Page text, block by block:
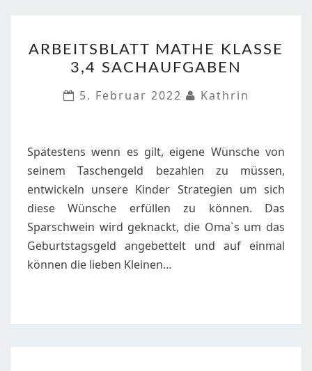
MATHE
KLASSE
3,4
ARBEITSBLATT MATHE KLASSE
3,4 SACHAUFGABEN
5. Februar 2022
Kathrin
Spätestens wenn es gilt, eigene Wünsche von
seinem Taschengeld bezahlen zu müssen,
entwickeln unsere Kinder Strategien um sich
diese Wünsche erfüllen zu können. Das
Sparschwein wird geknackt, die Oma`s um das
Geburtstagsgeld angebettelt und auf einmal
können die lieben Kleinen…